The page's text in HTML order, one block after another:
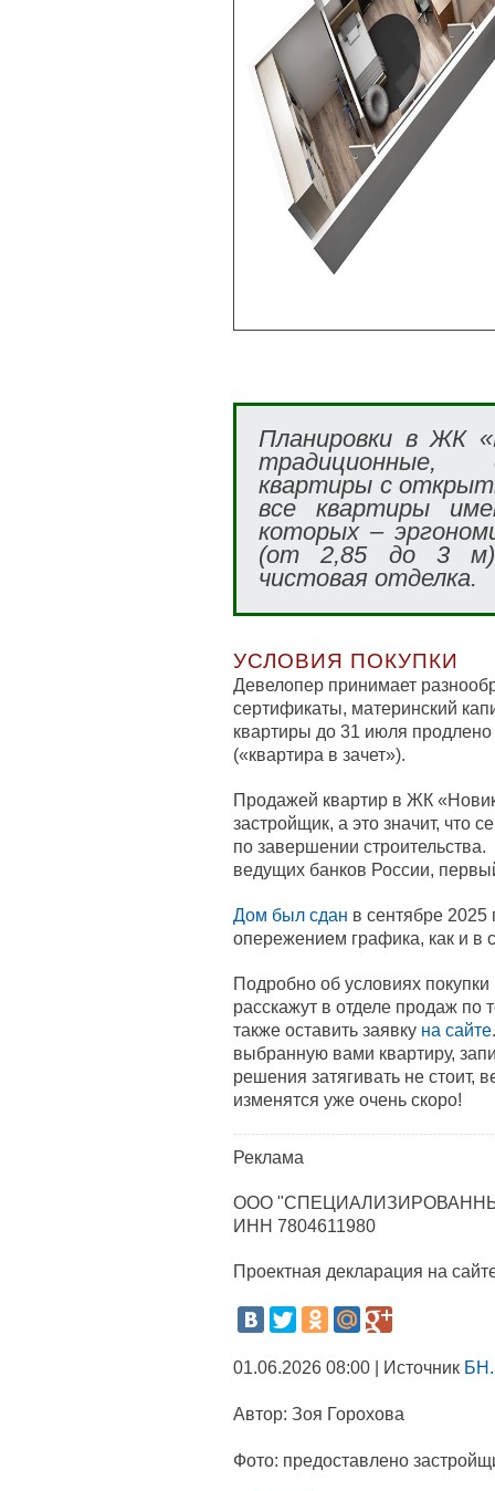
Планировки в ЖК
традиционные,
квартиры с
все квартиры
которых –
(от 2,85 до 3
чистовая отделка.
УСЛОВИЯ ПОКУПКИ
Девелопер принимает
сертификаты, материнский
квартиры до 31 июля
(«квартира в зачет»).
Продажей квартир в ЖК
застройщик, а это значит, что
по завершении
ведущих банков России,
Дом был сдан в сентябре 2025
опережением графика, как и в
Подробно об условиях
расскажут в отделе продаж
также оставить заявку на сайте
выбранную вами квартиру,
решения затягивать не стоит,
изменятся уже очень скоро!
Реклама
ООО
ИНН 7804611980
Проектная декларация на
01.06.2026 08:00 | Источник
Автор: Зоя Горохова
Фото: предоставлено